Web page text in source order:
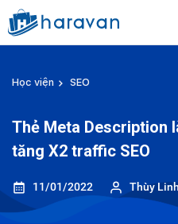
Học viện SEO
Thẻ Meta Description
tăng X2 traffic SEO
11/01/2022 Thùy Linh